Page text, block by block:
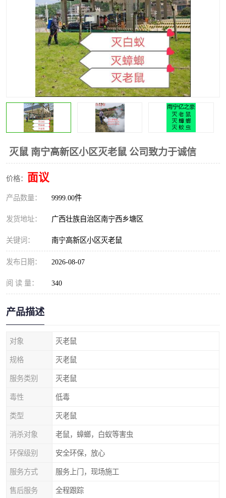
灭鼠 南宁高新区小区灭老鼠 公司致力于诚信
价格： 面议
产品数量： 9999.00件
发货地址： 广西壮族自治区南宁西乡塘区
关键词： 南宁高新区小区灭老鼠
发布日期： 2026-08-07
阅 读 量： 340
产品描述
对象 灭老鼠
规格 灭老鼠
服务类别 灭老鼠
毒性 低毒
类型 灭老鼠
消杀对象 老鼠，蟑螂，白蚁等害虫
环保级别 安全环保，放心
服务方式 服务上门，现场施工
售后服务 全程跟踪